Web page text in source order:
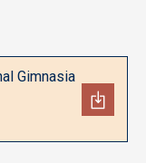
Gimnasia